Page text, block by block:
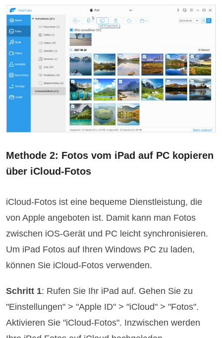
Methode 2: Fotos vom iPad auf PC kopieren
über iCloud-Fotos
iCloud-Fotos ist eine bequeme Dienstleistung, die
von Apple angeboten ist. Damit kann man Fotos
zwischen iOS-Gerät und PC leicht synchronisieren.
Um iPad Fotos auf Ihren Windows PC zu laden,
können Sie iCloud-Fotos verwenden.
Schritt 1: Rufen Sie Ihr iPad auf. Gehen Sie zu
"Einstellungen" > "Apple ID" > "iCloud" > "Fotos".
Aktivieren Sie "iCloud-Fotos". Inzwischen werden